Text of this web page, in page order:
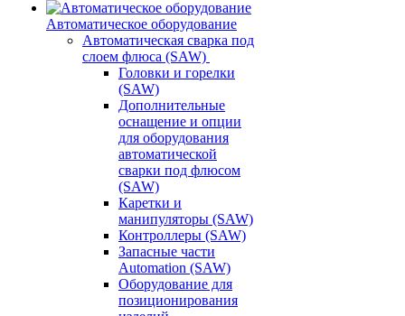
Автоматическое оборудование
Автоматическая сварка под
слоем флюса (SAW)
Головки и горелки
(SAW)
Дополнительные
оснащение и опции
для оборудования
автоматической
сварки под флюсом
(SAW)
Каретки и
манипуляторы (SAW)
Контроллеры (SAW)
Запасные части
Automation (SAW)
Оборудование для
позиционирования